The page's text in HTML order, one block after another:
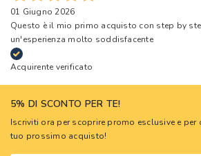
01 Giugno 2026
Questo è il mio primo acquisto con step by
un'esperienza molto soddisfacente
Acquirente verificato
5% DI SCONTO PER TE!
Iscriviti ora per scoprire promo esclusive e
tuo prossimo acquisto!